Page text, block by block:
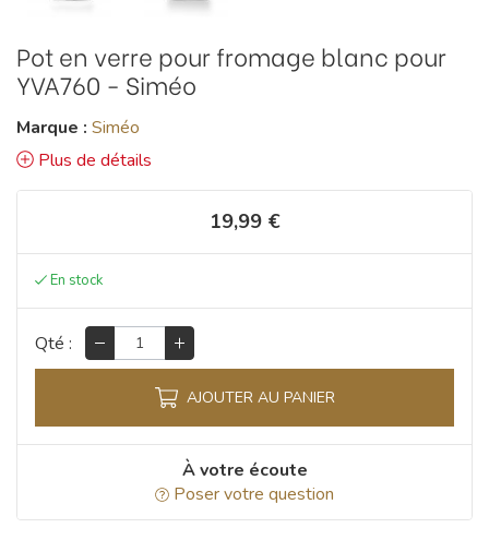
Pot en verre pour fromage blanc pour
YVA760 - Siméo
Marque : Siméo
Plus de détails
19,99 €
Qté :
AJOUTER AU PANIER
À votre écoute
Poser votre question